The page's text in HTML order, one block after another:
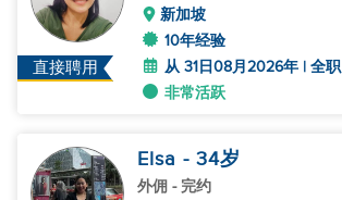
直接聘用
新加坡
10年经验
从 31日08月2026年 | 全职
非常活跃
Elsa - 34岁
外佣 - 完约